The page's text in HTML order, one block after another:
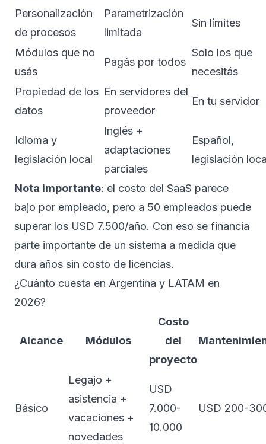
Personalización
de procesos
Parametrización
limitada
Sin límites
Módulos que no
usás
Pagás por todos
Solo los que
necesitás
Propiedad de los
datos
En servidores del
proveedor
En tu servidor
Idioma y
legislación local
Inglés +
adaptaciones
parciales
Español,
legislación
Nota importante: el costo del SaaS parece
bajo por empleado, pero a 50 empleados puede
superar los USD 7.500/año. Con eso se financia
parte importante de un sistema a medida que
dura años sin costo de licencias.
¿Cuánto cuesta en Argentina y LATAM en
2026?
Alcance Módulos
Costo
del
proyecto
Básico
Legajo +
asistencia +
vacaciones +
novedades
USD
7.000-
10.000
USD 200-